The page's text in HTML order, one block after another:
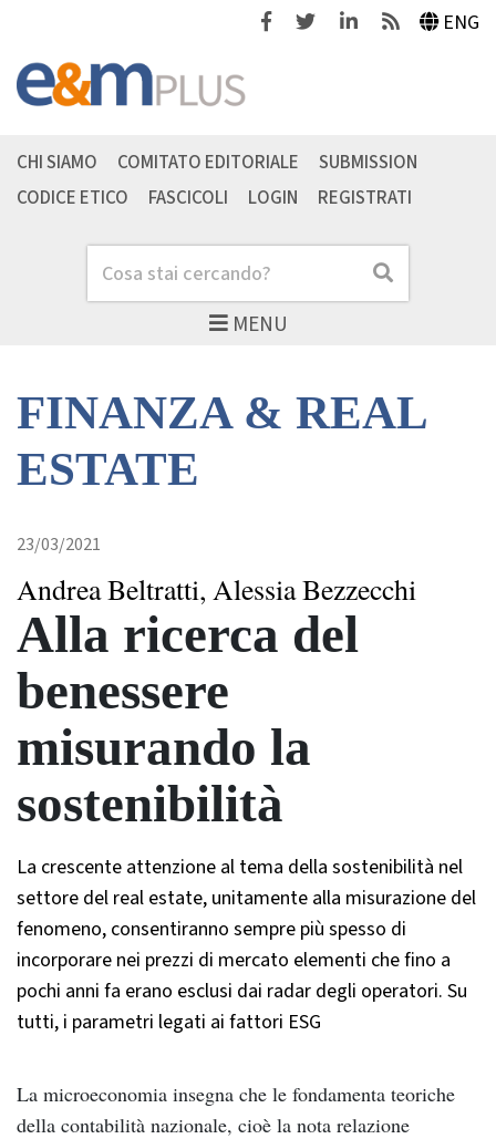
FacebookTwitterLinkedinFeeds ENG
MENU
Cerca Cerca
CHI SIAMO COMITATO EDITORIALE
SUBMISSION
CODICE ETICO
FASCICOLI LOGIN REGISTRATI
FINANZA & REAL
ESTATE
23/03/2021
Andrea Beltratti, Alessia Bezzecchi
Alla ricerca del
benessere
misurando la
sostenibilità
La crescente attenzione al tema della sostenibilità nel
settore del real estate, unitamente alla misurazione del
fenomeno, consentiranno sempre più spesso di
incorporare nei prezzi di mercato elementi che fino a
pochi anni fa erano esclusi dai radar degli operatori. Su
tutti, i parametri legati ai fattori ESG
La microeconomia insegna che le fondamenta teoriche
della contabilità nazionale, cioè la nota relazione